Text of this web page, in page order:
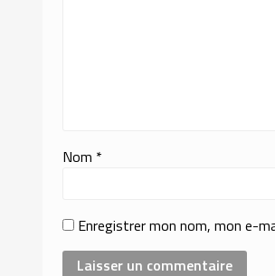
Nom *
Enregistrer mon nom, mon e-